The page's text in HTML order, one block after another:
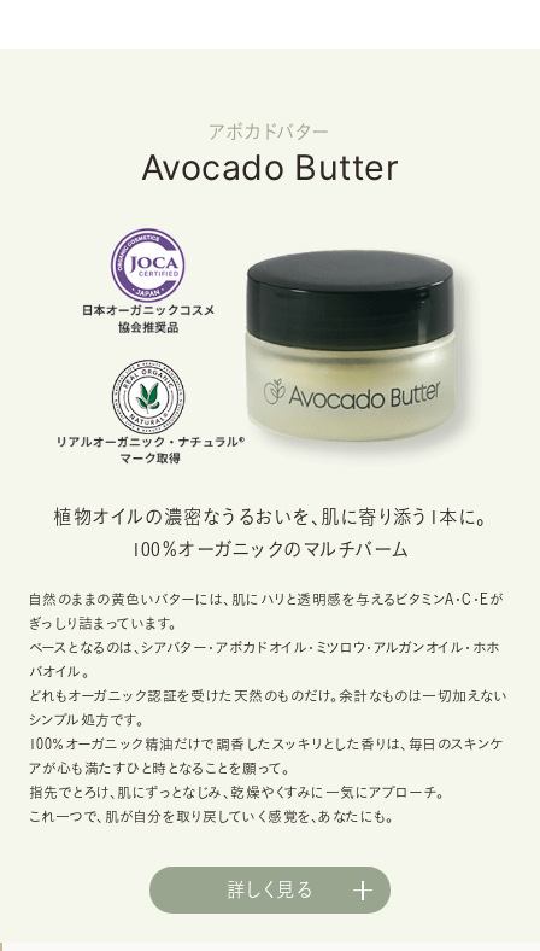
アボカドバター
Avocado Butter
植物オイルの濃密なうるおいを、肌に寄り添う1本に。
100％オーガニックのマルチバーム
自然のままの黄色いバターには、肌にハリと透明感を与えるビタミンA・C・Eが
ぎっしり詰まっています。
ベースとなるのは、シアバター・アボカドオイル・ミツロウ・アルガンオイル・ホホ
バオイル。
どれもオーガニック認証を受けた天然のものだけ。余計なものは一切加えない
シンプル処方です。
100％オーガニック精油だけで調香したスッキリとした香りは、毎日のスキンケ
アが心も満たすひと時となることを願って。
指先でとろけ、肌にずっとなじみ、乾燥やくすみに一気にアプローチ。
これ一つで、肌が自分を取り戻していく感覚を、あなたにも。
詳しく見る